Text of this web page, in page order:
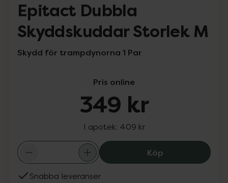
Epitact Dubbla
Skyddskuddar Storlek M
Skydd för trampdynorna 1 Par
Pris online
349 kr
I apotek: 409 kr
KöpEpitact Dubbla
Snabba leveranser